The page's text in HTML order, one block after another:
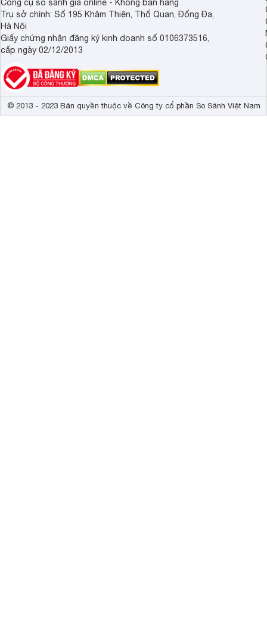
Công cụ so sánh giá online - Không bán hàng
Trụ sở chính: Số 195 Khâm Thiên, Thổ Quan, Đống Đa,
Hà Nội
Giấy chứng nhận đăng ký kinh doanh số 0106373516,
cấp ngày 02/12/2013
© 2013 - 2023 Bản quyền thuộc về Công ty cổ phần So Sánh Việt Nam